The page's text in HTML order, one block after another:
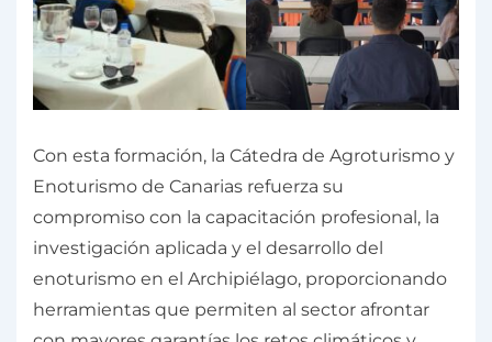
Con esta formación, la Cátedra de Agroturismo y
Enoturismo de Canarias refuerza su
compromiso con la capacitación profesional, la
investigación aplicada y el desarrollo del
enoturismo en el Archipiélago, proporcionando
herramientas que permiten al sector afrontar